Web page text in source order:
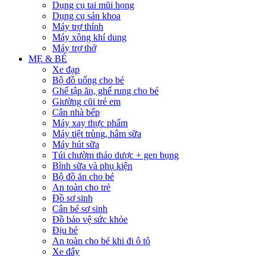
Dụng cụ tai mũi họng
Dụng cụ sản khoa
Máy trợ thính
Máy xông khí dung
Máy trợ thở
MẸ & BÉ
Xe đạp
Bộ đồ uống cho bé
Ghế tập ăn, ghế rung cho bé
Giường cũi trẻ em
Cân nhà bếp
Máy xay thực phẩm
Máy tiệt trùng, hâm sữa
Máy hút sữa
Túi chườm thảo dược + gen bụng
Bình sữa và phụ kiện
Bộ đồ ăn cho bé
An toàn cho trẻ
Đồ sơ sinh
Cân bé sơ sinh
Đồ bảo vệ sức khỏe
Địu bé
An toàn cho bé khi đi ô tô
Xe đẩy